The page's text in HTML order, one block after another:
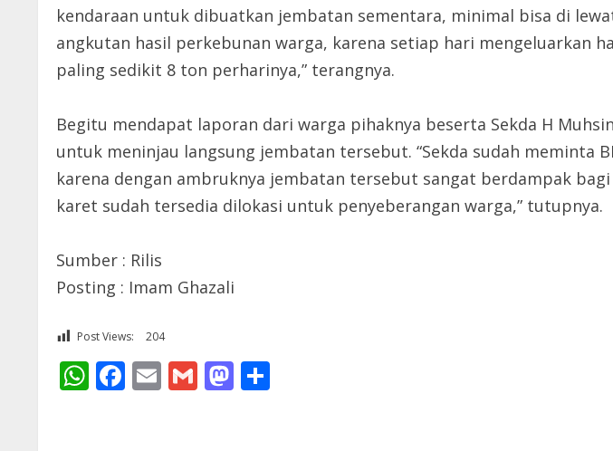
kendaraan untuk dibuatkan jembatan sementara, minimal bisa di
angkutan hasil perkebunan warga, karena setiap hari mengeluarkan
paling sedikit 8 ton perharinya,” terangnya.
Begitu mendapat laporan dari warga pihaknya beserta Sekda H
untuk meninjau langsung jembatan tersebut. “Sekda sudah meminta
karena dengan ambruknya jembatan tersebut sangat berdampak
karet sudah tersedia dilokasi untuk penyeberangan warga,” tutupnya.
Sumber : Rilis
Posting : Imam Ghazali
Post Views: 204
WhatsApp
Facebook
EmailGmailMastodon